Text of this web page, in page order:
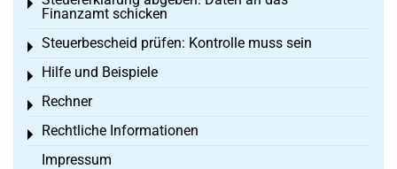
Finanzamt schicken
Toggle menu
Steuerbescheid prüfen: Kontrolle muss sein
Toggle menu
Hilfe und Beispiele
Toggle menu
Rechner
Toggle menu
Rechtliche Informationen
Toggle menu
Impressum